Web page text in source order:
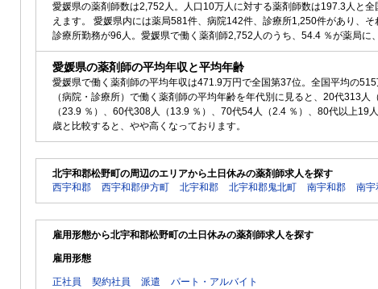
愛媛県の薬剤師数は2,752人。人口10万人に対する薬剤師数は197.3人と
えます。 愛媛県内には薬局581件、病院142件、診療所1,250件があり、
診療所勤務が96人。愛媛県で働く薬剤師2,752人のうち、54.4 ％が薬局に
愛媛県の薬剤師の平均年収と平均年齢
愛媛県で働く薬剤師の平均年収は471.9万円で全国第37位。全国平均の
（病院・診療所）で働く薬剤師の平均年齢を年代別に見ると、20代313
（23.9 ％）、60代308人（13.9 ％）、70代54人（2.4 ％）、80代以上
歳と比較すると、やや高くなっております。
北宇和郡松野町の周辺のエリアから土日休みの薬剤師求人を探す
西宇和郡
西宇和郡伊方町 北宇和郡 北宇和郡鬼北町 南宇和郡 南宇
雇用形態から北宇和郡松野町の土日休みの薬剤師求人を探す
雇用形態
正社員 契約社員 派遣 パート・アルバイト